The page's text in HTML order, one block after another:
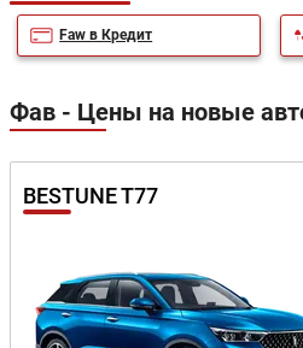
Faw в Кредит
Фав - Цены на новые
BESTUNE T77